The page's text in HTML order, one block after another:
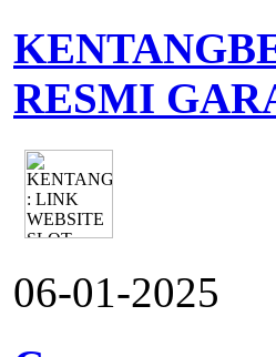
RESMI
06-01-2025